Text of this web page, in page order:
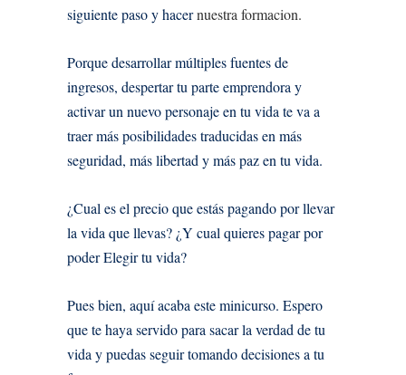
siguiente paso y hacernuestra formacion.
Porque desarrollar múltiples fuentes de
ingresos, despertar tu parte emprendora y
activar un nuevo personaje en tu vida te va a
traer más posibilidades traducidas en más
seguridad, más libertad y más paz en tu vida.
¿Cual es el precio que estás pagando por llevar
la vida que llevas? ¿Y cual quieres pagar por
poder Elegir tu vida?
Pues bien, aquí acaba este minicurso. Espero
que te haya servido para sacar la verdad de tu
vida y puedas seguir tomando decisiones a tu